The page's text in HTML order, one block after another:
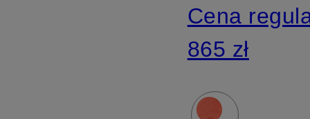
Cena
865 zł